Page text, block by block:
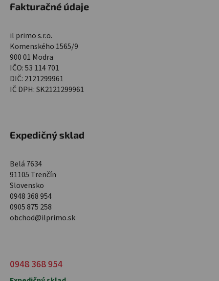
Fakturačné údaje
il primo s.r.o.
Komenského 1565/9
900 01 Modra
IČO: 53 114 701
DIČ: 2121299961
IČ DPH: SK2121299961
Expedičný sklad
Belá 7634
91105 Trenčín
Slovensko
0948 368 954
0905 875 258
obchod@ilprimo.sk
0948 368 954